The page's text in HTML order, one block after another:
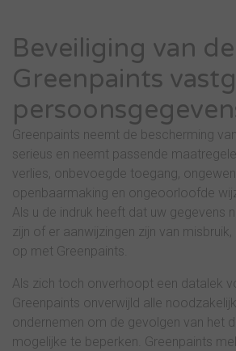
Beveiliging van
Greenpaints
Greenpaints neemt de bescherming
serieus en neemt passende
verlies, onbevoegde toegang,
openbaarmaking en ongeoorloofde
Als u de indruk heeft dat uw gegevens
zijn of er aanwijzingen zijn van
op met Greenpaints.
Als zich toch onverhoopt een datalek
Greenpaints onverwijld alle
ondernemen om de gevolgen van het
mogelijke te beperken. Greenpaints